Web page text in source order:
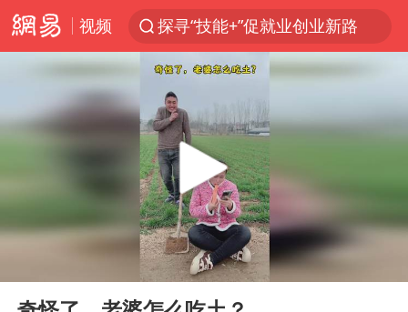
视频
探寻“技能+”促就业创业新路
24小时不关空调 电费反而更低？
店主遭女子“鬼手”换钞
美国退回1000亿美元关税
38岁山东财大教授刘海明逝世
河南试行周五下午弹性离岗
Play